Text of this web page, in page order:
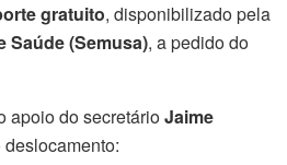
gratuito, disponibilizado pela
Saúde (Semusa), a pedido do
apoio do secretárioJaime